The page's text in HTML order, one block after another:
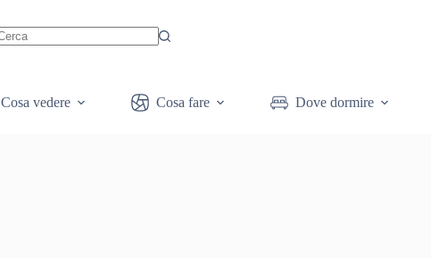
Cosa vedere Cosa fare Dove dormire